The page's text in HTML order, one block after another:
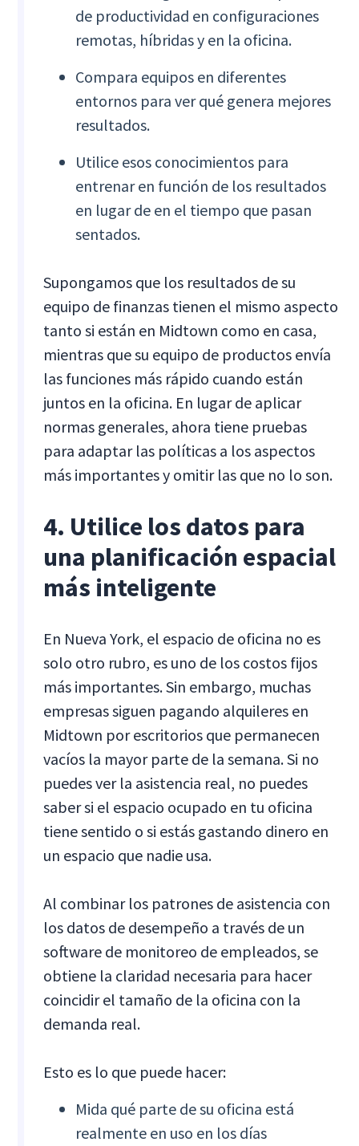
de productividad en configuraciones
remotas, híbridas y en la oficina.
Compara equipos en diferentes
entornos para ver qué genera mejores
resultados.
Utilice esos conocimientos para
entrenar en función de los resultados
en lugar de en el tiempo que pasan
sentados.
Supongamos que los resultados de su
equipo de finanzas tienen el mismo aspecto
tanto si están en Midtown como en casa,
mientras que su equipo de productos envía
las funciones más rápido cuando están
juntos en la oficina. En lugar de aplicar
normas generales, ahora tiene pruebas
para adaptar las políticas a los aspectos
más importantes y omitir las que no lo son.
4. Utilice los datos para
una planificación espacial
más inteligente
En Nueva York, el espacio de oficina no es
solo otro rubro, es uno de los costos fijos
más importantes. Sin embargo, muchas
empresas siguen pagando alquileres en
Midtown por escritorios que permanecen
vacíos la mayor parte de la semana. Si no
puedes ver la asistencia real, no puedes
saber si el espacio ocupado en tu oficina
tiene sentido o si estás gastando dinero en
un espacio que nadie usa.
Al combinar los patrones de asistencia con
los datos de desempeño a través de un
software de monitoreo de empleados, se
obtiene la claridad necesaria para hacer
coincidir el tamaño de la oficina con la
demanda real.
Esto es lo que puede hacer:
Mida qué parte de su oficina está
realmente en uso en los días